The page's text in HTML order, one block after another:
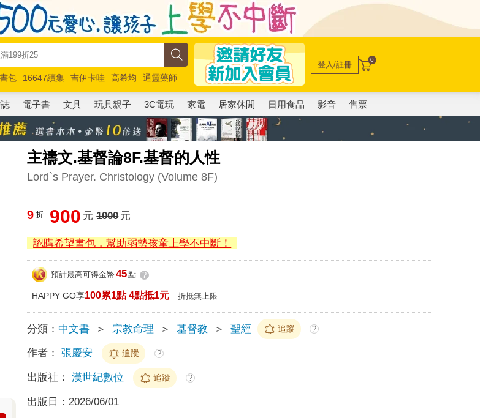
包 16647續集 吉伊卡哇 高希均
通靈藥師
玩具總動員5 超慢跑
登入/註冊 0
電子書 文具 玩具親子 3C電玩 家電 居家休閒 日用食品 影音 售票
主禱文.基督論8F.基督的人性
Lord`s Prayer. Christology (Volume 8F)
9 折 900 元 1000元
認購希望書包，幫助弱勢孩童上學不中斷！
預計最高可得金幣 45點 ?
HAPPY GO享100累1點 4點抵1元 折抵無上限
分類： 中文書 ＞ 宗教命理 ＞ 基督教 ＞ 聖經 追蹤 ?
作者： 張慶安 追蹤 ?
出版社： 漢世紀數位 追蹤 ?
出版日： 2026/06/01